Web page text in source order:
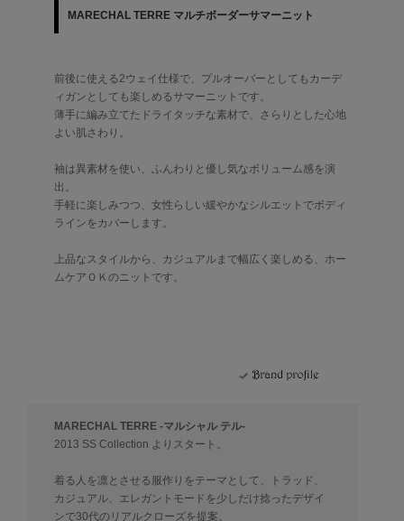
MARECHAL TERRE マルチボーダーサマーニット
前後に使える2ウェイ仕様で、プルオーバーとしてもカーデ
ィガンとしても楽しめるサマーニットです。
薄手に編み立てたドライタッチな素材で、さらりとした心地
よい肌さわり。
袖は異素材を使い、ふんわりと優し気なボリューム感を演
出。
手軽に楽しみつつ、女性らしい緩やかなシルエットでボディ
ラインをカバーします。
上品なスタイルから、カジュアルまで幅広く楽しめる、ホー
ムケアＯＫのニットです。
MARECHAL TERRE -マルシャル テル-
2013 SS Collection よりスタート。
着る人を凛とさせる服作りをテーマとして、トラッド、
カジュアル、エレガントモードを少しだけ捻ったデザイ
ンで30代のリアルクローズを提案。